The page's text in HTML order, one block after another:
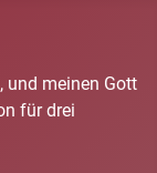
und meinen Gott
für drei